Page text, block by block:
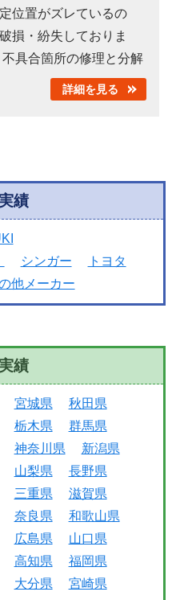
位置がズレているの
損・紛失しておりま
具合箇所の修理と分解
詳細を見る
績
シンガー
トヨタ
他メーカー
績
宮城県
秋田県
栃木県
群馬県
神奈川県
新潟県
山梨県
長野県
三重県
滋賀県
奈良県
和歌山県
広島県
山口県
高知県
福岡県
大分県
宮崎県